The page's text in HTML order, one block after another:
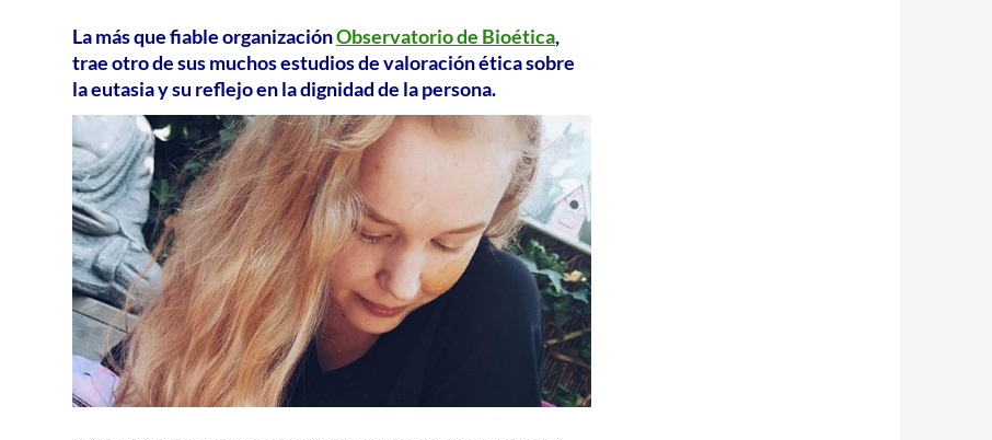
La más que fiable organizaciónObservatorio de Bioética,
trae otro de sus muchos estudios de valoración ética sobre
la eutasia y su reflejo en la dignidad de la persona.